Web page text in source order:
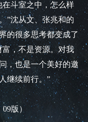
斗室之中，怎么样
”沈从文、张兆和的
的很多思考都变成了
富，不是资源。对我
，也是一个美好的邀
继续前行。”
版）